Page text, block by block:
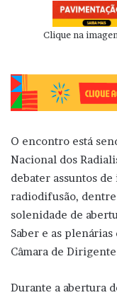
Clique na
O encontro está
Nacional dos
debater assuntos
radiodifusão,
solenidade de
Saber e as
Câmara de
Durante a abertura